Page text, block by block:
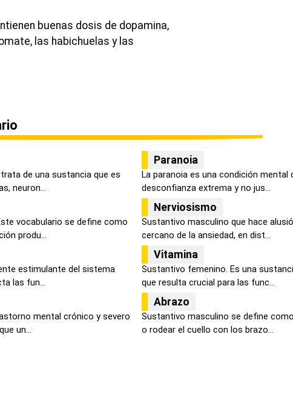
buenas dosis de dopamina,
las habichuelas y las
de una sustancia que es
neuron...
Paranoia
La paranoia es una condición mental
desconfianza extrema y no jus...
vocabulario se define como
produ...
Nerviosismo
Sustantivo masculino que hace
cercano de la ansiedad, en dist...
estimulante del sistema
las fun...
Vitamina
Sustantivo femenino. Es una
que resulta crucial para las func...
mental crónico y severo
un...
Abrazo
Sustantivo masculino se define
o rodear el cuello con los brazo...